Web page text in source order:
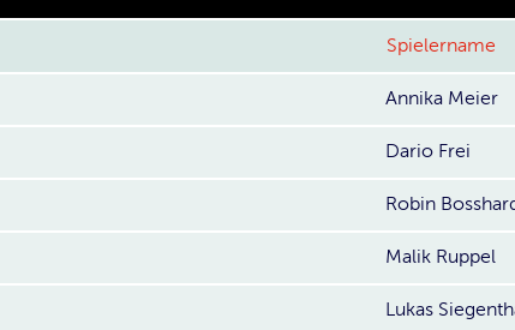
Spielername
Annika Meier
Dario Frei
Robin
Malik Ruppel
Lukas